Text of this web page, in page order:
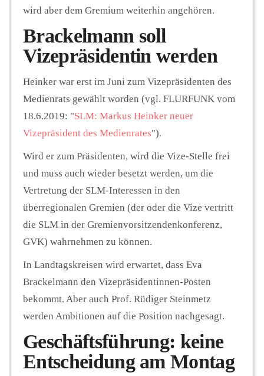
wird aber dem Gremium weiterhin angehören.
Brackelmann soll
Vizepräsidentin werden
Heinker war erst im Juni zum Vizepräsidenten des
Medienrats gewählt worden (vgl. FLURFUNK vom
18.6.2019: "SLM: Markus Heinker neuer
Vizepräsident des Medienrates").
Wird er zum Präsidenten, wird die Vize-Stelle frei
und muss auch wieder besetzt werden, um die
Vertretung der SLM-Interessen in den
überregionalen Gremien (der oder die Vize vertritt
die SLM in der Gremienvorsitzendenkonferenz,
GVK) wahrnehmen zu können.
In Landtagskreisen wird erwartet, dass Eva
Brackelmann den Vizepräsidentinnen-Posten
bekommt. Aber auch Prof. Rüdiger Steinmetz
werden Ambitionen auf die Position nachgesagt.
Geschäftsführung: keine
Entscheidung am Montag